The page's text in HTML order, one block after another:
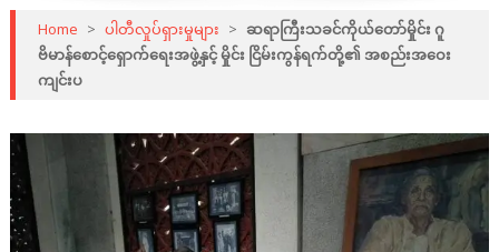
Home > ပါတီလှုပ်ရှားမှုများ > ဆရာကြီးသခင်​ကိုယ်​​တော်​မှိုင်း ဂူ
ဗိမာန်​​စောင့်​ရှောက်​​ရေးအဖွဲ့နှင့် ​မှိုင်း ငြိမ်းကွန်​ရက်​တို့၏ အစည်းအ​ဝေး
ကျင်းပ